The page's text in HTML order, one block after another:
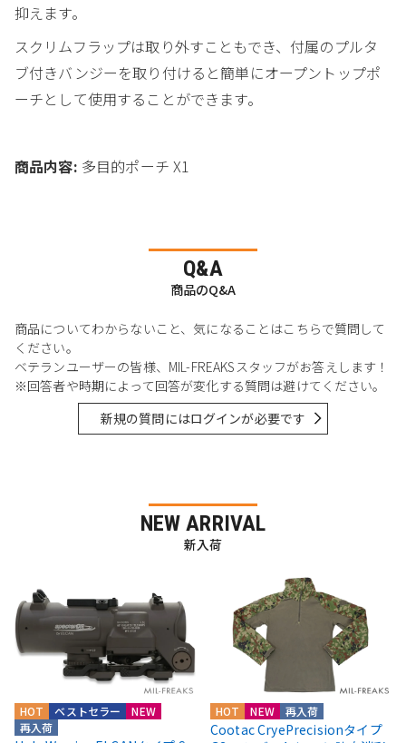
抑えます。
スクリムフラップは取り外すこともでき、付属のプルタ
ブ付きバンジーを取り付けると簡単にオープントップポ
ーチとして使用することができます。
商品内容: 多目的ポーチ X1
Q&A
商品のQ&A
商品についてわからないこと、気になることはこちらで質問して
ください。
ベテランユーザーの皆様、MIL-FREAKSスタッフがお答えします！
※回答者や時期によって回答が変化する質問は避けてください。
新規の質問にはログインが必要です
NEW ARRIVAL
新入荷
HOT
NEW
再入荷
ベストセラー HOT NEW 再入荷
Cootac CryePrecisionタイプ